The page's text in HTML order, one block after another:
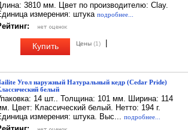
3810 мм. Цвет по производителю: Clay.
измерения: штука подробнее...
Купить Цены (1)
Угол наружный Натуральный кедр (Cedar Pride)
белый
14 шт.. Толщина: 101 мм. Ширина: 114
Цвет: Классический белый. Нетто: 194 г.
измерения: штука. Выс... подробнее...